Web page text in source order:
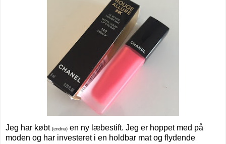
Jeg har købt (endnu) en ny læbestift. Jeg er hoppet med på
moden og har investeret i en holdbar mat og flydende